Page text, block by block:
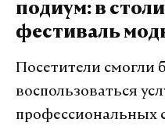
подиум: в
фестиваль
Посетители смогли
воспользоваться
профессиональных